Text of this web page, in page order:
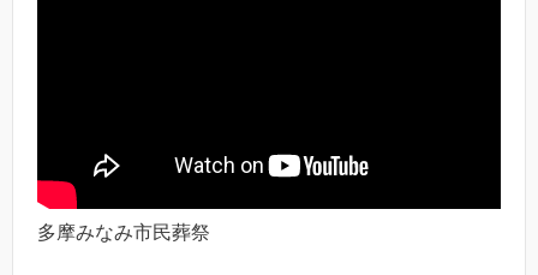
多摩みなみ市民葬祭